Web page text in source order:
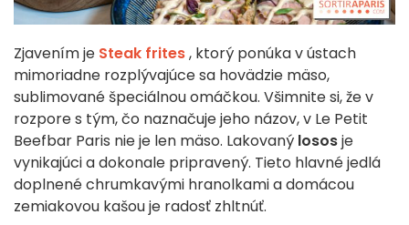
Zjavením je Steak frites, ktorý ponúka v ústach
mimoriadne rozplývajúce sa hovädzie mäso,
sublimované špeciálnou omáčkou. Všimnite si, že v
rozpore s tým, čo naznačuje jeho názov, v Le Petit
Beefbar Paris nie je len mäso. Lakovaný lososje
vynikajúci a dokonale pripravený. Tieto hlavné jedlá
doplnené chrumkavými hranolkami a domácou
zemiakovou kašou je radosť zhltnúť.